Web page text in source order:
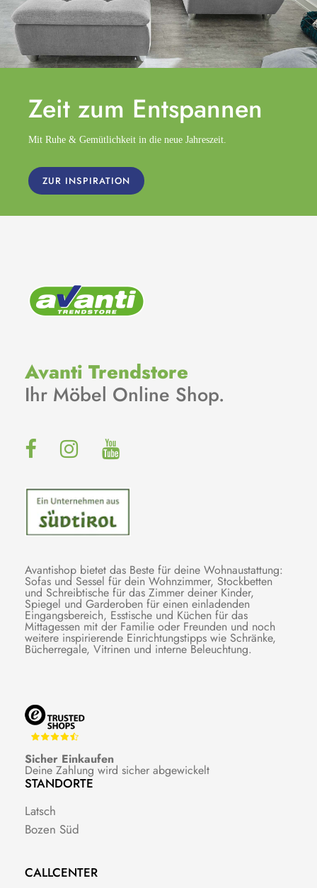
Zeit zum Entspannen
Mit Ruhe & Gemütlichkeit in die neue Jahreszeit.
ZUR INSPIRATION
Avanti Trendstore
Ihr Möbel Online Shop.
Avantishop bietet das Beste für deine Wohnaustattung:
Sofas und Sessel für dein Wohnzimmer, Stockbetten
und Schreibtische für das Zimmer deiner Kinder,
Spiegel und Garderoben für einen einladenden
Eingangsbereich, Esstische und Küchen für das
Mittagessen mit der Familie oder Freunden und noch
weitere inspirierende Einrichtungstipps wie Schränke,
Bücherregale, Vitrinen und interne Beleuchtung.
Sicher Einkaufen
Deine Zahlung wird sicher abgewickelt
STANDORTE
Latsch
Bozen Süd
CALLCENTER